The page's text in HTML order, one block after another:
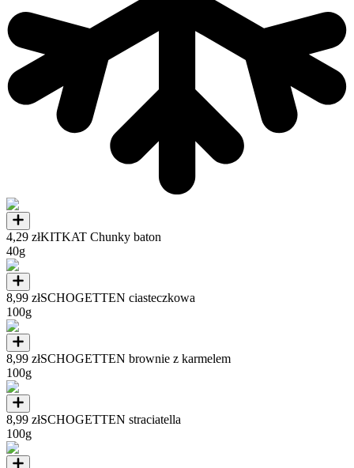
4,29 złKITKAT Chunky baton
40g
8,99 złSCHOGETTEN ciasteczkowa
100g
8,99 złSCHOGETTEN brownie z karmelem
100g
8,99 złSCHOGETTEN straciatella
100g